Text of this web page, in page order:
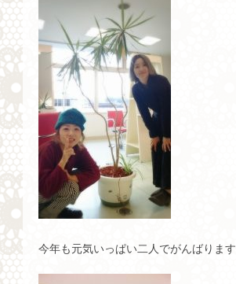
今年も元気いっぱい二人でがんばります